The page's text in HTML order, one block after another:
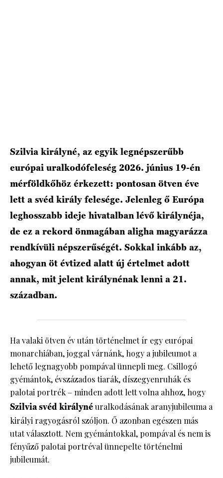
Szilvia királyné, az egyik legnépszerűbb
európai uralkodófeleség 2026. június 19-én
mérföldkőhöz érkezett: pontosan ötven éve
lett a svéd király felesége. Jelenleg ő Európa
leghosszabb ideje hivatalban lévő királynéja,
de ez a rekord önmagában aligha magyarázza
rendkívüli népszerűségét. Sokkal inkább az,
ahogyan öt évtized alatt új értelmet adott
annak, mit jelent királynénak lenni a 21.
században.
Ha valaki ötven év után történelmet ír egy európai
monarchiában, joggal várnánk, hogy a jubileumot a
lehető legnagyobb pompával ünnepli meg. Csillogó
gyémántok, évszázados tiarák, díszegyenruhák és
palotai portrék – minden adott lett volna ahhoz, hogy
Szilvia svéd királynéuralkodásának aranyjubileuma a
királyi ragyogásról szóljon. Ő azonban egészen más
utat választott. Nem gyémántokkal, pompával és nem is
fényűző palotai portréval ünnepelte történelmi
jubileumát.